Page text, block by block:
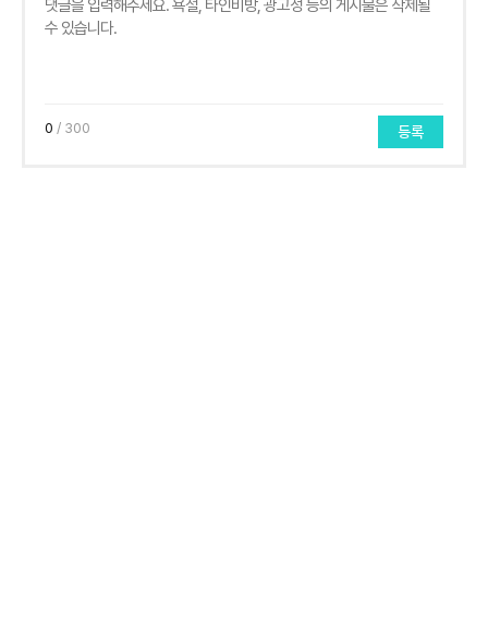
0 / 300 등록